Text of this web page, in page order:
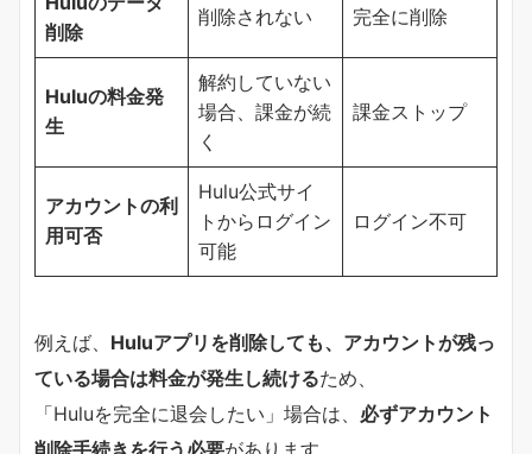
削除
削除されない 完全に削除
Huluの料金発
生
解約していない
場合、課金が続
く
課金ストップ
アカウントの利
用可否
Hulu公式サイ
トからログイン
可能
ログイン不可
例えば、 Huluアプリを削除しても、アカウントが残っ
ている場合は料金が発生し続けるため、
「Huluを完全に退会したい」場合は、 必ずアカウント